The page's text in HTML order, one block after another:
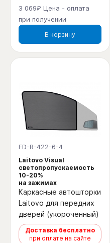
3 069₽ Цена - оплата
при получении
В корзину
FD-R-422-6-4
Laitovo Visual
светопропускаемость
10-20%
на зажимах
Каркасные автошторки
Laitovo для передних
дверей (укороченный)
Доставка бесплатно
при оплате на сайте